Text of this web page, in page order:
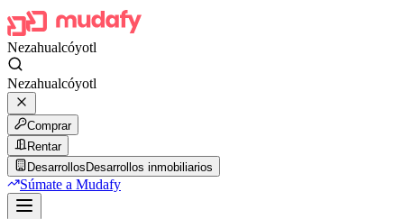
Nezahualcóyotl
Nezahualcóyotl
Comprar
Rentar
Desarrollos Desarrollos inmobiliarios
Súmate a Mudafy